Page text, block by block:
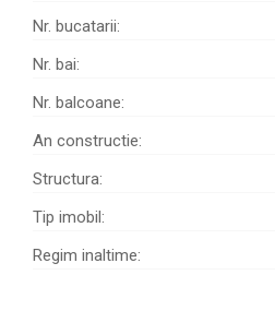
Nr. bucatarii:
Nr. bai:
Nr. balcoane:
An constructie:
Structura:
Tip imobil:
Regim inaltime: